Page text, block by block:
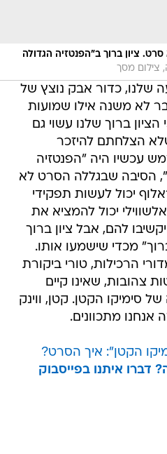
ציון ברוך ב"הפנטזיה הגדולה
צילום מסך
שלנו, כדור אבק נוצץ של
לא משנה אילו שמועות
הציון ברוך שלנו עשוי גם
הצלחתם להיזכר
עכשיו היה "הפנטזיה
הסיבה שבגללה הסרט לא
יכול לעשות תפקידי
יכול להמציא את
להם, אבל ציון ברוך
מכדי שישמעו אותו.
הרכילות, טורי ביקורת
צהובות, שאינו קיים
סימיקו הקטן. קטן, ווינק
אנחנו מתכוונים.
הקטן": איך הסרט?
דברו איתנו בפייסבוק